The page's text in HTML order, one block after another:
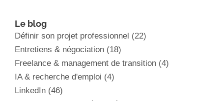
Le blog
Définir son projet professionnel (22)
Entretiens & négociation (18)
Freelance & management de transition (4)
IA & recherche d'emploi (4)
LinkedIn (46)